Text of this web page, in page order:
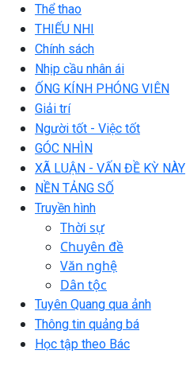
Thể thao
THIẾU NHI
Chính sách
Nhịp cầu nhân ái
ỐNG KÍNH PHÓNG VIÊN
Giải trí
Người tốt - Việc tốt
GÓC NHÌN
XÃ LUẬN - VẤN ĐỀ KỲ NÀY
NỀN TẢNG SỐ
Truyền hình
Thời sự
Chuyên đề
Văn nghệ
Dân tộc
Tuyên Quang qua ảnh
Thông tin quảng bá
Học tập theo Bác